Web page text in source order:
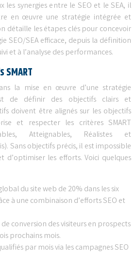
les synergies entre le SEO et le SEA, il
en œuvre une stratégie intégrée et
détaille les étapes clés pour concevoir
SEO/SEA efficace, depuis la définition
et à l’analyse des performances.
la mise en œuvre d’une stratégie
de définir des objectifs clairs et
doivent être alignés sur les objectifs
et respecter les critères SMART
Atteignables, Réalistes et
Sans objectifs précis, il est impossible
d’optimiser les efforts. Voici quelques
du site web de 20% dans les six
à une combinaison d’efforts SEO et
conversion des visiteurs en prospects
prochains mois.
par mois via les campagnes SEO